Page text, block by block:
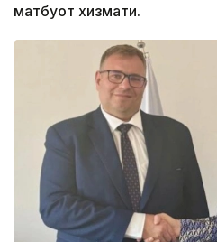
матбуот хизмати.